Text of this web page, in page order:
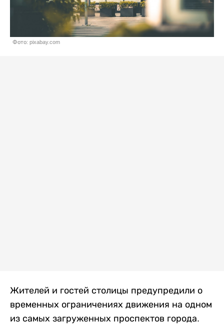
Фото: pixabay.com
Жителей и гостей столицы предупредили о
временных ограничениях движения на одном
из самых загруженных проспектов города.